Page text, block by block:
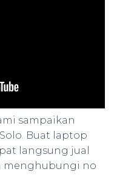
sampaikan
Buat laptop
langsung jual
menghubungi no